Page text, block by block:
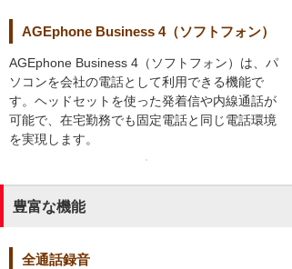
AGEphone Business 4（ソフトフォン）
AGEphone Business 4（ソフトフォン）は、パ
ソコンを会社の電話として利用できる機能で
す。ヘッドセットを使った発着信や内線通話が
可能で、在宅勤務でも固定電話と同じ電話環境
を実現します。
豊富な機能
全通話録音